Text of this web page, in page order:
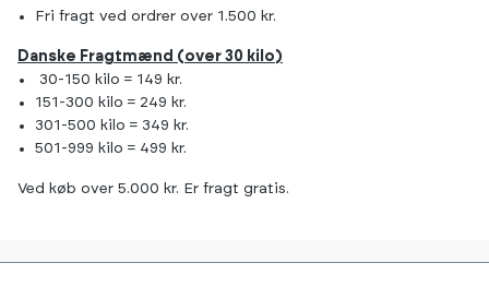
Fri fragt ved ordrer over 1.500 kr.
Danske Fragtmænd (over 30 kilo)
30-150 kilo = 149 kr.
151-300 kilo = 249 kr.
301-500 kilo = 349 kr.
501-999 kilo = 499 kr.
Ved køb over 5.000 kr. Er fragt gratis.